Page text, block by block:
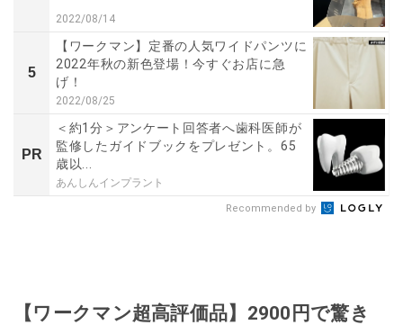
2022/08/14
5
【ワークマン】定番の人気ワイドパンツに
2022年秋の新色登場！今すぐお店に急
げ！
2022/08/25
PR
＜約1分＞アンケート回答者へ歯科医師が
監修したガイドブックをプレゼント。65
歳以...
あんしんインプラント
Recommended by
【ワークマン超高評価品】2900円で驚き